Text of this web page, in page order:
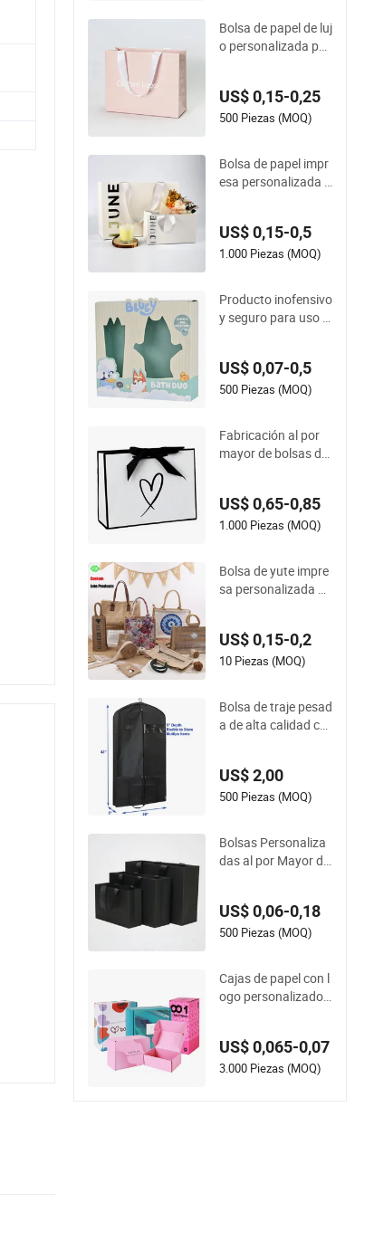
bolsa de envío para
prendas
Bolsa de papel de luj
o personalizada par
stas, bolsa de regal
o rosa para compra
US$ 0,15-0,25
500 Piezas (MOQ)
Bolsa de papel impr
esa personalizada d
ería, cosméticos y r
opa en boutiques mi
US$ 0,15-0,5
1.000 Piezas (MOQ)
Producto inofensivo
y seguro para uso di
ción en caja de regal
o de papel
US$ 0,07-0,5
500 Piezas (MOQ)
Fabricación al por
mayor de bolsas de
US$ 0,65-0,85
1.000 Piezas (MOQ)
Bolsa de yute impre
sa personalizada pa
US$ 0,15-0,2
10 Piezas (MOQ)
Bolsa de traje pesad
a de alta calidad co
US$ 2,00
500 Piezas (MOQ)
Bolsas Personaliza
das al por Mayor de
adecimiento para P
alomitas de Maíz
US$ 0,06-0,18
500 Piezas (MOQ)
Cajas de papel con l
ogo personalizado,
al por mayor
US$ 0,065-0,07
3.000 Piezas (MOQ)